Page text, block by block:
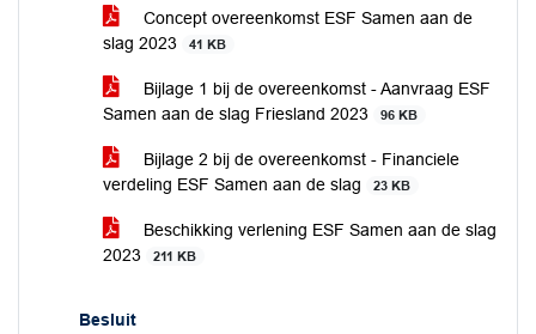
Concept overeenkomst ESF Samen aan de
slag 2023
41 KB
Bijlage 1 bij de overeenkomst - Aanvraag ESF
Samen aan de slag Friesland 2023
96 KB
Bijlage 2 bij de overeenkomst - Financiele
verdeling ESF Samen aan de slag
23 KB
Beschikking verlening ESF Samen aan de slag
2023
211 KB
Besluit